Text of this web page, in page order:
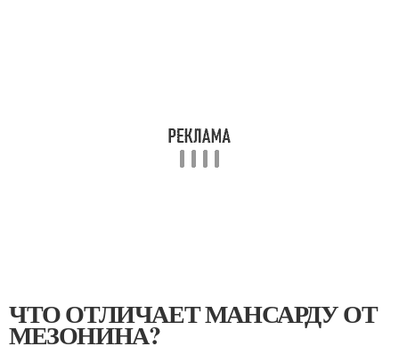
ЧТО ОТЛИЧАЕТ МАНСАРДУ ОТ
МЕЗОНИНА?